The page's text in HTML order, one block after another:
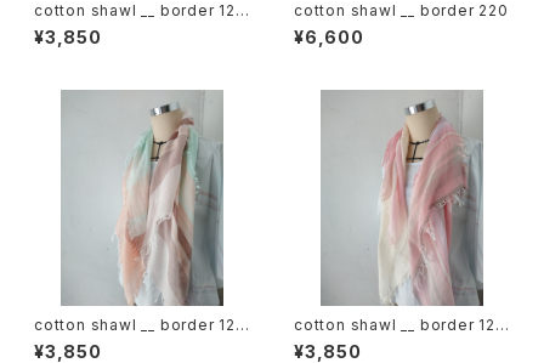
cotton shawl __ border 120
蒲公英w
¥3,850
cotton shawl __ border 220
¥6,600
cotton shawl __ border 120
春麗w
¥3,850
cotton shawl __ border 120
桜花w
¥3,850